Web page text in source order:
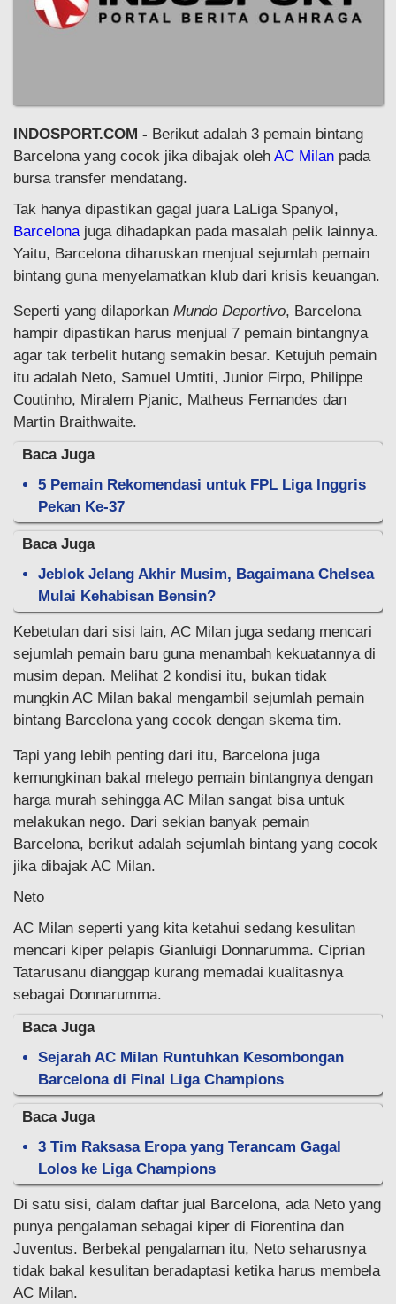
INDOSPORT.COM - Berikut adalah 3 pemain bintang
Barcelona yang cocok jika dibajak oleh AC Milan pada
bursa transfer mendatang.
Tak hanya dipastikan gagal juara LaLiga Spanyol,
Barcelona juga dihadapkan pada masalah pelik lainnya.
Yaitu, Barcelona diharuskan menjual sejumlah pemain
bintang guna menyelamatkan klub dari krisis keuangan.
Seperti yang dilaporkan Mundo Deportivo, Barcelona
hampir dipastikan harus menjual 7 pemain bintangnya
agar tak terbelit hutang semakin besar. Ketujuh pemain
itu adalah Neto, Samuel Umtiti, Junior Firpo, Philippe
Coutinho, Miralem Pjanic, Matheus Fernandes dan
Martin Braithwaite.
Baca Juga
5 Pemain Rekomendasi untuk FPL Liga Inggris
Pekan Ke-37
Baca Juga
Jeblok Jelang Akhir Musim, Bagaimana Chelsea
Mulai Kehabisan Bensin?
Kebetulan dari sisi lain, AC Milan juga sedang mencari
sejumlah pemain baru guna menambah kekuatannya di
musim depan. Melihat 2 kondisi itu, bukan tidak
mungkin AC Milan bakal mengambil sejumlah pemain
bintang Barcelona yang cocok dengan skema tim.
Tapi yang lebih penting dari itu, Barcelona juga
kemungkinan bakal melego pemain bintangnya dengan
harga murah sehingga AC Milan sangat bisa untuk
melakukan nego. Dari sekian banyak pemain
Barcelona, berikut adalah sejumlah bintang yang cocok
jika dibajak AC Milan.
Neto
AC Milan seperti yang kita ketahui sedang kesulitan
mencari kiper pelapis Gianluigi Donnarumma. Ciprian
Tatarusanu dianggap kurang memadai kualitasnya
sebagai Donnarumma.
Baca Juga
Sejarah AC Milan Runtuhkan Kesombongan
Barcelona di Final Liga Champions
Baca Juga
3 Tim Raksasa Eropa yang Terancam Gagal
Lolos ke Liga Champions
Di satu sisi, dalam daftar jual Barcelona, ada Neto yang
punya pengalaman sebagai kiper di Fiorentina dan
Juventus. Berbekal pengalaman itu, Neto seharusnya
tidak bakal kesulitan beradaptasi ketika harus membela
AC Milan.